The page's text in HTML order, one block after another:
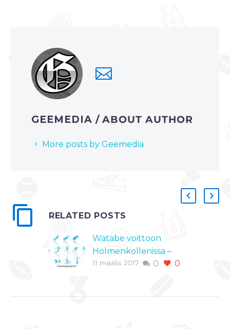
GEEMEDIA / ABOUT AUTHOR
More posts by Geemedia
RELATED POSTS
Watabe voittoon
Holmenkollenissa –
Hirvonen seitsemäs
0 0
11 maalis 2017